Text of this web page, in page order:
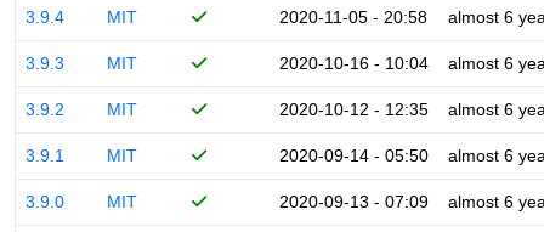
3.9.4 MIT 2020-11-05 - 20:58 almost 6
3.9.3 MIT 2020-10-16 - 10:04 almost 6
3.9.2 MIT 2020-10-12 - 12:35 almost 6
3.9.1 MIT 2020-09-14 - 05:50 almost 6
3.9.0 MIT 2020-09-13 - 07:09 almost 6